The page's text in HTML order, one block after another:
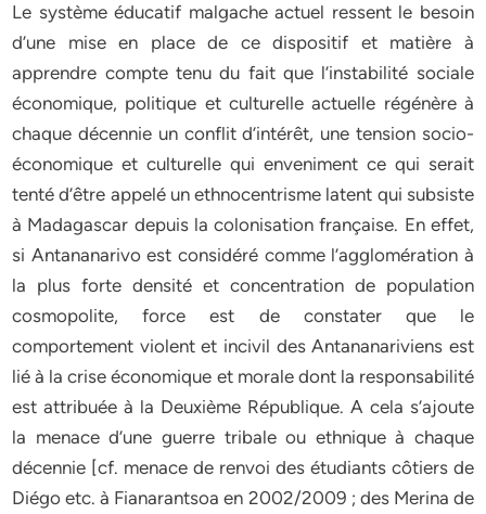
Le système éducatif malgache actuel ressent le besoin
d’une mise en place de ce dispositif et matière à
apprendre compte tenu du fait que l’instabilité sociale
économique, politique et culturelle actuelle régénère à
chaque décennie un conflit d’intérêt, une tension socio-
économique et culturelle qui enveniment ce qui serait
tenté d’être appelé un ethnocentrisme latent qui subsiste
à Madagascar depuis la colonisation française. En effet,
si Antananarivo est considéré comme l’agglomération à
la plus forte densité et concentration de population
cosmopolite, force est de constater que le
comportement violent et incivil des Antananariviens est
lié à la crise économique et morale dont la responsabilité
est attribuée à la Deuxième République. A cela s’ajoute
la menace d’une guerre tribale ou ethnique à chaque
décennie [cf. menace de renvoi des étudiants côtiers de
Diégo etc. à Fianarantsoa en 2002/2009 ; des Merina de